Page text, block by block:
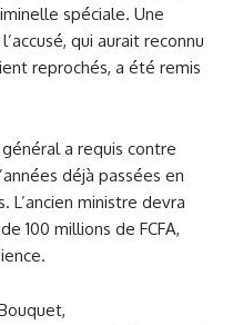
spéciale. Une
qui aurait reconnu
reprochés, a été remis
a requis contre
déjà passées en
ministre devra
100 millions de FCFA,